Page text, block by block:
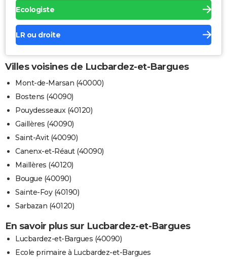
Ecologiste
LR ou droite
Villes voisines de Lucbardez-et-Bargues
Mont-de-Marsan (40000)
Bostens (40090)
Pouydesseaux (40120)
Gaillères (40090)
Saint-Avit (40090)
Canenx-et-Réaut (40090)
Maillères (40120)
Bougue (40090)
Sainte-Foy (40190)
Sarbazan (40120)
En savoir plus sur Lucbardez-et-Bargues
Lucbardez-et-Bargues (40090)
Ecole primaire à Lucbardez-et-Bargues